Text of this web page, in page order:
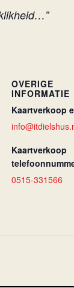
OVERIGE
INFORMATIE
Kaartverkoop
Kaartverkoop
0515-331566